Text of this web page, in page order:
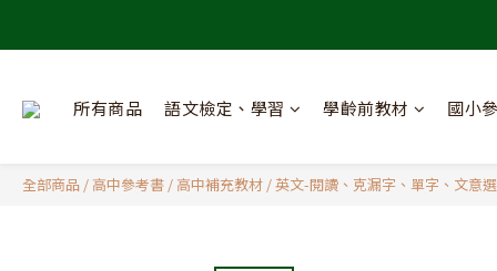
所有商品 語文檢定、學習 學齡前教材 國小
全部商品 / 高中參考書 / 高中補充教材 /英文-閱讀、克漏字、單字、文意